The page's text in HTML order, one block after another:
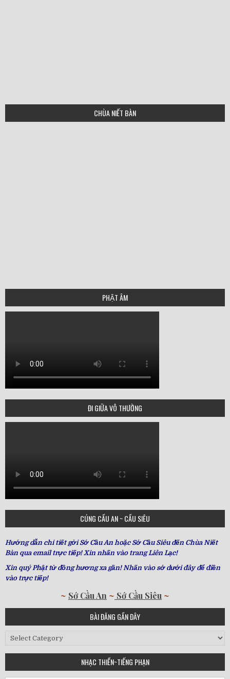
CHÙA NIẾT BÀN
PHẬT ÂM
ĐI GIỮA VÔ THƯỜNG
CÚNG CẦU AN ~ CẦU SIÊU
Hướng dẫn chi tiết gởi Sớ Cầu An hoặc Sớ Cầu Siêu đến Chùa Niết
Bàn qua email trực tiếp! Xin nhấn vào trang Liên Lạc!
Xin quý Phật tử đồng hương xa gần! Nhấn vào sớ dưới đây để điền
vào trực tiếp!
~ Sớ Cầu An ~ Sớ Cầu Siêu ~
BÀI ĐĂNG GẦN ĐÂY
Bài
Gần
NHẠC THIỀN~TIẾNG PHẠN